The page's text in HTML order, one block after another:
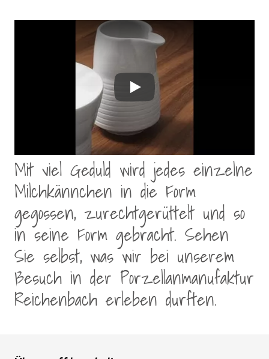
Play
Mit viel Geduld wird jedes einzelne
Milchkännchen in die Form
gegossen, zurechtgerüttelt und so
in seine Form gebracht. Sehen
Sie selbst, was wir bei unserem
Besuch in der Porzellanmanufaktur
Reichenbach erleben durften.